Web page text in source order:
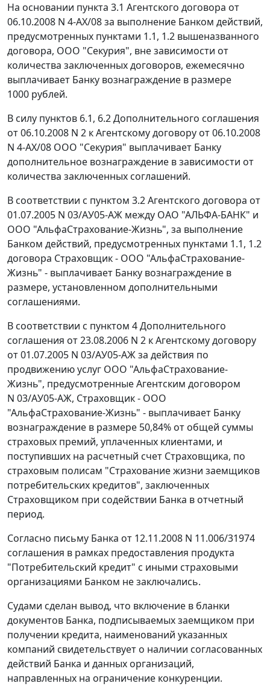
На основании пункта 3.1 Агентского договора от
06.10.2008 N 4-АХ/08 за выполнение Банком действий,
предусмотренных пунктами 1.1, 1.2 вышеназванного
договора, ООО "Секурия", вне зависимости от
количества заключенных договоров, ежемесячно
выплачивает Банку вознаграждение в размере
1000 рублей.
В силу пунктов 6.1, 6.2 Дополнительного соглашения
от 06.10.2008 N 2 к Агентскому договору от 06.10.2008
N 4-АХ/08 ООО "Секурия" выплачивает Банку
дополнительное вознаграждение в зависимости от
количества заключенных соглашений.
В соответствии с пунктом 3.2 Агентского договора от
01.07.2005 N 03/АУ05-АЖ между ОАО "АЛЬФА-БАНК" и
ООО "АльфаСтрахование-Жизнь", за выполнение
Банком действий, предусмотренных пунктами 1.1, 1.2
договора Страховщик - ООО "АльфаСтрахование-
Жизнь" - выплачивает Банку вознаграждение в
размере, установленном дополнительными
соглашениями.
В соответствии с пунктом 4 Дополнительного
соглашения от 23.08.2006 N 2 к Агентскому договору
от 01.07.2005 N 03/АУ05-АЖ за действия по
продвижению услуг ООО "АльфаСтрахование-
Жизнь", предусмотренные Агентским договором
N 03/АУ05-АЖ, Страховщик - ООО
"АльфаСтрахование-Жизнь" - выплачивает Банку
вознаграждение в размере 50,84% от общей суммы
страховых премий, уплаченных клиентами, и
поступивших на расчетный счет Страховщика, по
страховым полисам "Страхование жизни заемщиков
потребительских кредитов", заключенных
Страховщиком при содействии Банка в отчетный
период.
Согласно письму Банка от 12.11.2008 N 11.006/31974
соглашения в рамках предоставления продукта
"Потребительский кредит" с иными страховыми
организациями Банком не заключались.
Судами сделан вывод, что включение в бланки
документов Банка, подписываемых заемщиком при
получении кредита, наименований указанных
компаний свидетельствует о наличии согласованных
действий Банка и данных организаций,
направленных на ограничение конкуренции.